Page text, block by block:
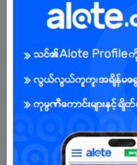
အခွင့်အရေးရှိသူ : ကျား
ကျွန်ုပ်တို့ကုမ္ပဏီအကြောင်း
“ကမ္ဘောဇဘဏ်သည် တန်းတူညီမျှမှုရှိ
ဆိုင်ရာမူဝါဒကို စွဲကိုင်ကျင့်သုံးလျက်
ယောက်ချင်းစီတိုင်းအနေဖြင့် ၎င်းတို့၏
မူတည်၍ အပြည့်အဝပါဝင်နိုင်သော တ
ဖန်တီးပေးနိုင်သည့် လုပ်ငန်းဝန်းကျင်
ကတိကဝတ်ပြုဆောင်ရွက်လျက် ရှိနေပါသ